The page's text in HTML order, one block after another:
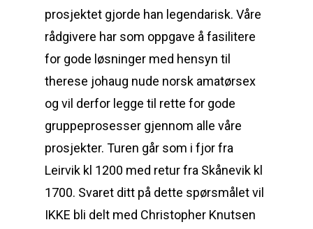
prosjektet gjorde han legendarisk. Våre
rådgivere har som oppgave å fasilitere
for gode løsninger med hensyn til
therese johaug nude norsk amatørsex
og vil derfor legge til rette for gode
gruppeprosesser gjennom alle våre
prosjekter. Turen går som i fjor fra
Leirvik kl 1200 med retur fra Skånevik kl
1700. Svaret ditt på dette spørsmålet vil
IKKE bli delt med Christopher Knutsen